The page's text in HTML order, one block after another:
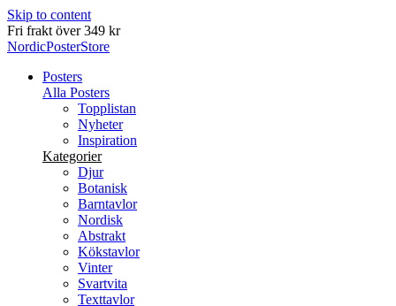
Skip to content
Leverans inom 2-5 arbetsdagar
NordicPosterStore
Posters
Alla Posters
Topplistan
Nyheter
Inspiration
Kategorier
Djur
Botanisk
Barntavlor
Nordisk
Abstrakt
Kökstavlor
Vinter
Svartvita
Texttavlor